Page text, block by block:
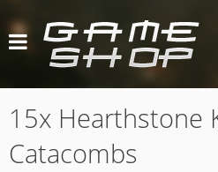
15x Hearthstone
Catacombs